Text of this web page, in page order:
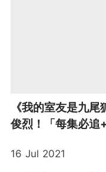
《我的室友是九
俊烈！「每集必
16 Jul 2021